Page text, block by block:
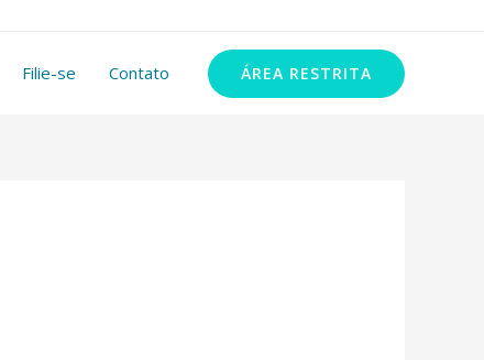
Filie-se Contato ÁREA RESTRITA